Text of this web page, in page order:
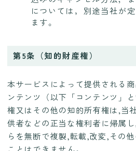
については，別途当社が
ます。
第5条（知的財産権）
本サービスによって提供される
ンテンツ（以下「コンテンツ」
権又はその他の知的所有権は,当
供者などの正当な権利者に帰属
らを無断で複製,転載,改変,その